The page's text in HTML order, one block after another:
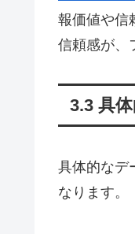
報価値や信
信頼感が、
3.3 具
具体的なデ
なります。